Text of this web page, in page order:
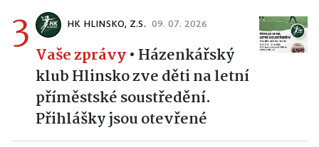
3 HK HLINSKO, Z.S. 09. 07. 2026
Vaše zprávy• Házenkářský
klub Hlinsko zve děti na letní
příměstské soustředění.
Přihlášky jsou otevřené